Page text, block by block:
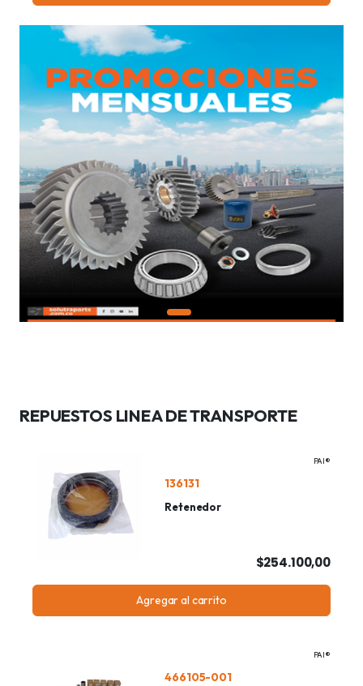
REPUESTOS LINEA DE TRANSPORTE
PAI®
136131
Retenedor
$254.100,00
Agregar al carrito
PAI®
466105-001